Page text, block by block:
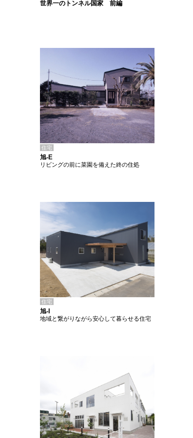
世界一のトンネル国家 前編
住宅
旭-E
リビングの前に菜園を備えた終の住処
住宅
旭-I
地域と繋がりながら安心して暮らせる住宅